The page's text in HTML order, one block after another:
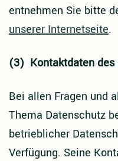
entnehmen Sie bitte
unserer Internetseite.
(3) Kontaktdaten des
Bei allen Fragen und
Thema Datenschutz
betrieblicher
Verfügung. Seine